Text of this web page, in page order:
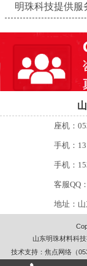
明珠科技提供服
座机：
手机：
手机：
客服QQ
地址：
山东明珠材料科
技术支持：焦点网络（